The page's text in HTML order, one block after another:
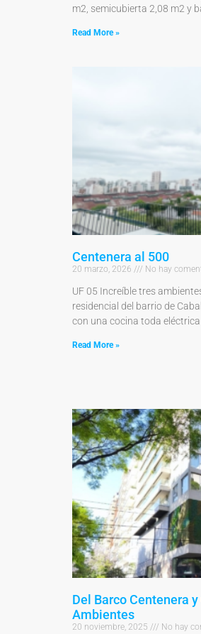
m2, semicubierta 2,08 m2 y
Read More »
Centenera al 500
20 marzo, 2026 No hay
UF 05 Increíble tres
residencial del barrio de
con una cocina toda
Read More »
Del Barco Centenera
Ambientes
20 noviembre, 2025 No hay